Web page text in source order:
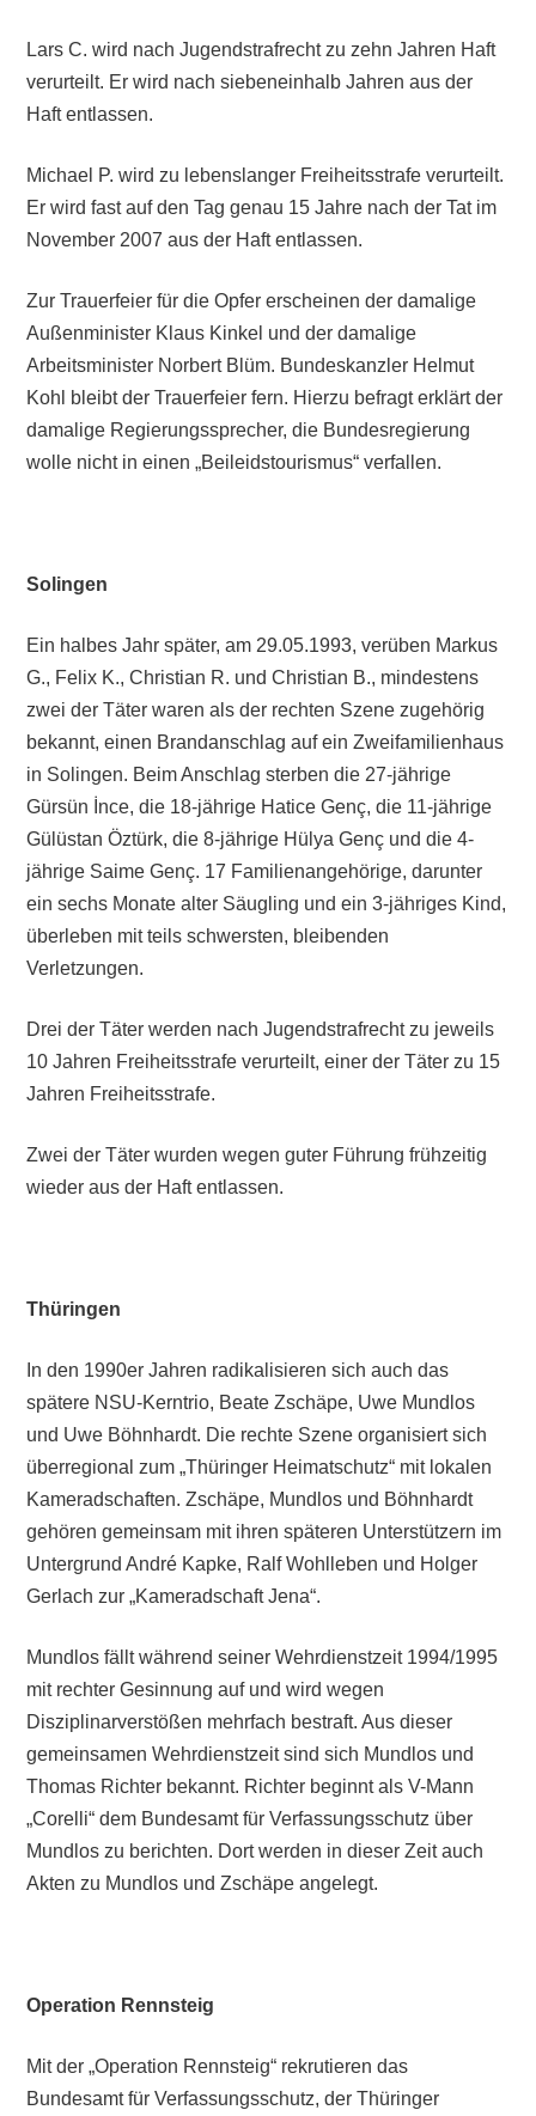
Lars C. wird nach Jugendstrafrecht zu zehn Jahren Haft
verurteilt. Er wird nach siebeneinhalb Jahren aus der
Haft entlassen.
Michael P. wird zu lebenslanger Freiheitsstrafe verurteilt.
Er wird fast auf den Tag genau 15 Jahre nach der Tat im
November 2007 aus der Haft entlassen.
Zur Trauerfeier für die Opfer erscheinen der damalige
Außenminister Klaus Kinkel und der damalige
Arbeitsminister Norbert Blüm. Bundeskanzler Helmut
Kohl bleibt der Trauerfeier fern. Hierzu befragt erklärt der
damalige Regierungssprecher, die Bundesregierung
wolle nicht in einen „Beileidstourismus“ verfallen.
Solingen
Ein halbes Jahr später, am 29.05.1993, verüben Markus
G., Felix K., Christian R. und Christian B., mindestens
zwei der Täter waren als der rechten Szene zugehörig
bekannt, einen Brandanschlag auf ein Zweifamilienhaus
in Solingen. Beim Anschlag sterben die 27-jährige
Gürsün İnce, die 18-jährige Hatice Genç, die 11-jährige
Gülüstan Öztürk, die 8-jährige Hülya Genç und die 4-
jährige Saime Genç. 17 Familienangehörige, darunter
ein sechs Monate alter Säugling und ein 3-jähriges Kind,
überleben mit teils schwersten, bleibenden
Verletzungen.
Drei der Täter werden nach Jugendstrafrecht zu jeweils
10 Jahren Freiheitsstrafe verurteilt, einer der Täter zu 15
Jahren Freiheitsstrafe.
Zwei der Täter wurden wegen guter Führung frühzeitig
wieder aus der Haft entlassen.
Thüringen
In den 1990er Jahren radikalisieren sich auch das
spätere NSU-Kerntrio, Beate Zschäpe, Uwe Mundlos
und Uwe Böhnhardt. Die rechte Szene organisiert sich
überregional zum „Thüringer Heimatschutz“ mit lokalen
Kameradschaften. Zschäpe, Mundlos und Böhnhardt
gehören gemeinsam mit ihren späteren Unterstützern im
Untergrund André Kapke, Ralf Wohlleben und Holger
Gerlach zur „Kameradschaft Jena“.
Mundlos fällt während seiner Wehrdienstzeit 1994/1995
mit rechter Gesinnung auf und wird wegen
Disziplinarverstößen mehrfach bestraft. Aus dieser
gemeinsamen Wehrdienstzeit sind sich Mundlos und
Thomas Richter bekannt. Richter beginnt als V-Mann
„Corelli“ dem Bundesamt für Verfassungsschutz über
Mundlos zu berichten. Dort werden in dieser Zeit auch
Akten zu Mundlos und Zschäpe angelegt.
Operation Rennsteig
Mit der „Operation Rennsteig“ rekrutieren das
Bundesamt für Verfassungsschutz, der Thüringer